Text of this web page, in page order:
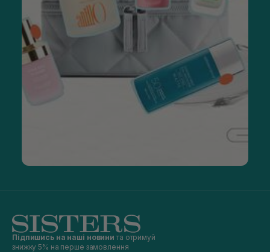
Підпишись на наші новини та отримуй
знижку 5% на перше замовлення